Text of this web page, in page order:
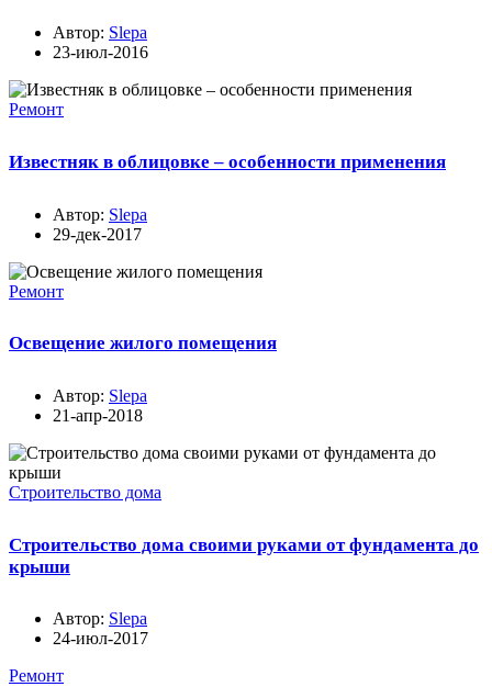
Автор: Slepa
23-июл-2016
Ремонт
Известняк в облицовке – особенности применения
Автор: Slepa
29-дек-2017
Ремонт
Освещение жилого помещения
Автор: Slepa
21-апр-2018
Строительство дома
Строительство дома своими руками от фундамента до
крыши
Автор: Slepa
24-июл-2017
Ремонт